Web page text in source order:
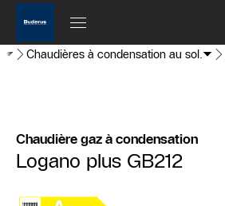
Chaudières à condensation au sol.
Chaudière gaz à condensation
Logano plus GB212